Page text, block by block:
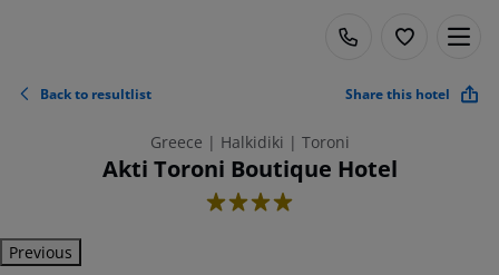
Back to resultlist Share this hotel
Greece | Halkidiki | Toroni
Akti Toroni Boutique Hotel
4
Previous